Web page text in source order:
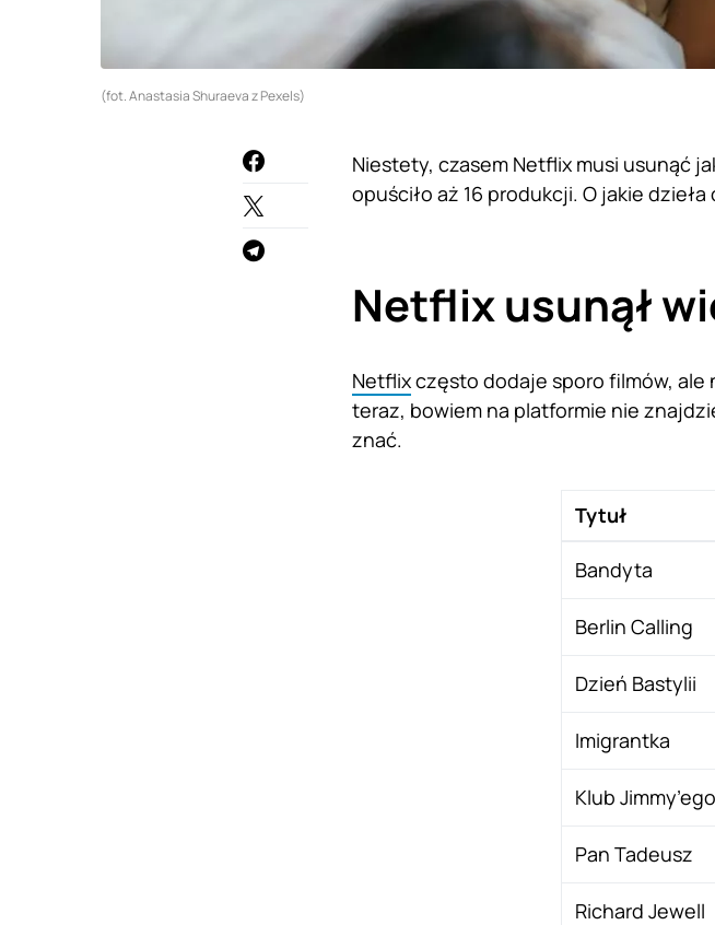
(fot. Anastasia Shuraeva z Pexels)
Niestety, czasem Netflix musi usunąć
opuściło aż 16 produkcji. O jakie dzieła
Netflix usunął
Netflixczęsto dodaje sporo filmów, ale
teraz, bowiem na platformie nie
znać.
Tytuł
Bandyta
Berlin Calling
Dzień Bastylii
Imigrantka
Klub Jimmy’ego
Pan Tadeusz
Richard Jewell